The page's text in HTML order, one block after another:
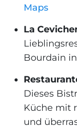
Maps
La
Bourdain
Dieses
Küche mit
und